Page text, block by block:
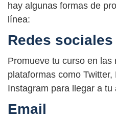
hay algunas formas de
línea:
Redes sociales
Promueve tu curso en las
plataformas como
Instagram para llegar a tu
Email